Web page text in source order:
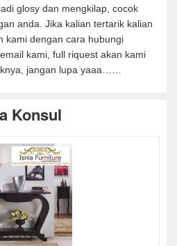
glosy dan mengkilap, cocok
anda. Jika kalian tertarik kalian
kami dengan cara hubungi
kami, full riquest akan kami
jangan lupa yaaa……
Konsul